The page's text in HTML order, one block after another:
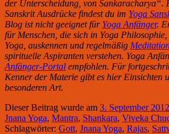
der Unterscheidung, von Sankaracharya“.
Sanskrit Ausdrücke findest du im Yoga
Blog ist nicht geeignet für Yoga Anfänger.
für Menschen, die sich in Yoga
Yoga, auskennen und regelmäßig
spirituelle Aspiranten verstehen. Yoga
Anfänger-Portal empfohlen. Für
Kenner der Materie gibt es hier Einsichten
besonderen Art.
Dieser Beitrag wurde am 3. September 2012
Jnana Yoga, Mantra, Shankara, Viveka
Schlagwörter: Gott, Jnana Yoga, Rajas,